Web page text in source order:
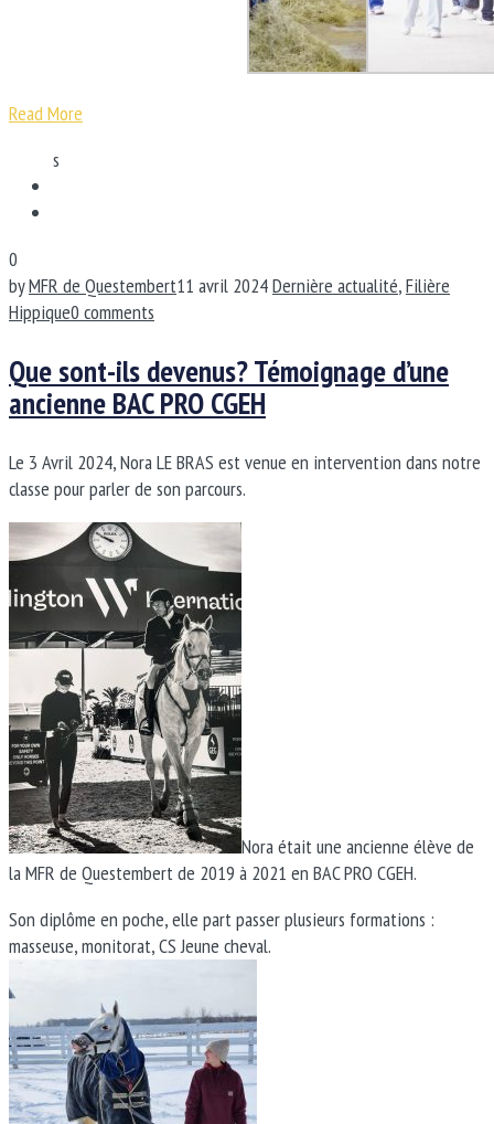
Read More
s
0
byMFR de Questembert11 avril 2024Dernière actualité,Filière
Hippique0 comments
Que sont-ils devenus? Témoignage d’une
ancienne BAC PRO CGEH
Le 3 Avril 2024, Nora LE BRAS est venue en intervention dans notre
classe pour parler de son parcours.
Nora était une ancienne élève de
la MFR de Questembert de 2019 à 2021 en BAC PRO CGEH.
Son diplôme en poche, elle part passer plusieurs formations :
masseuse, monitorat, CS Jeune cheval.